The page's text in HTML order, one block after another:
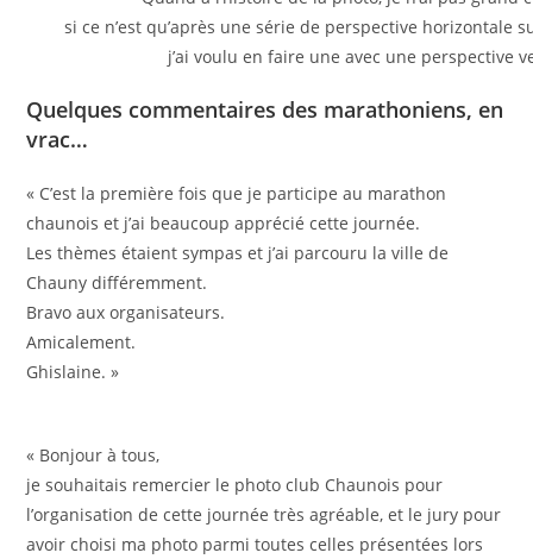
si ce n’est qu’après une série de perspective horizontale
j’ai voulu en faire une avec une perspective
Quelques commentaires des marathoniens, en
vrac…
« C’est la première fois que je participe au marathon
chaunois et j’ai beaucoup apprécié cette journée.
Les thèmes étaient sympas et j’ai parcouru la ville de
Chauny différemment.
Bravo aux organisateurs.
Amicalement.
Ghislaine. »
« Bonjour à tous,
je souhaitais remercier le photo club Chaunois pour
l’organisation de cette journée très agréable, et le jury pour
avoir choisi ma photo parmi toutes celles présentées lors